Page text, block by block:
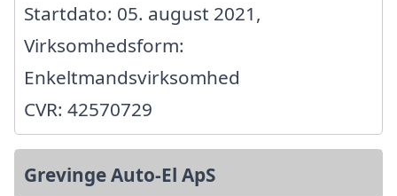
Startdato: 05. august 2021,
Virksomhedsform:
Enkeltmandsvirksomhed
CVR: 42570729
Grevinge Auto-El ApS